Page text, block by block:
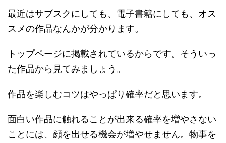
最近はサブスクにしても、電子書籍にしても、オス
スメの作品なんかが分かります。
トップページに掲載されているからです。そういっ
た作品から見てみましょう。
作品を楽しむコツはやっぱり確率だと思います。
面白い作品に触れることが出来る確率を増やさない
ことには、顔を出せる機会が増やせません。物事を